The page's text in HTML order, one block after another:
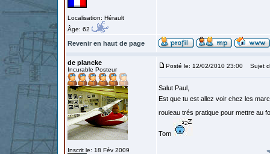
Localisation: Hérault
Âge: 62
Revenir en haut de page
de plancke
Incurable Posteur
Inscrit le: 18 Fév 2009
Posté le: 12/02/2010 23:00 Sujet
Salut Paul,
Est que tu est allez voir chez les
rouleau trés pratique pour mettre au
Tom